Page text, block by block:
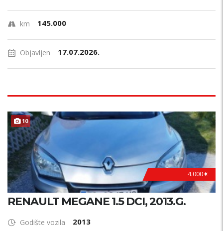
km 145.000
Objavljen 17.07.2026.
10
4.000 €
RENAULT MEGANE 1.5 DCI, 2013.G.
Godište vozila 2013